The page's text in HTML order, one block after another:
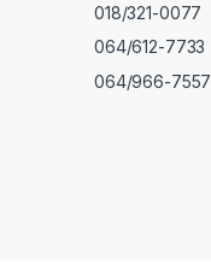
018/321-0077
064/612-7733
064/966-7557